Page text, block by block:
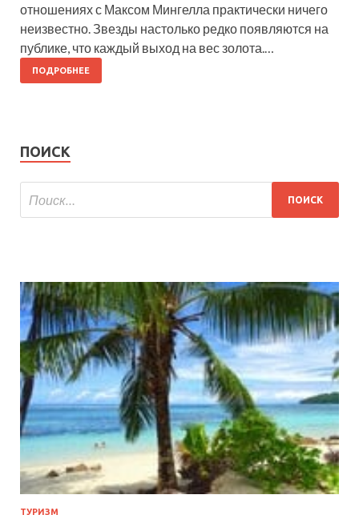
отношениях с Максом Мингелла практически ничего
неизвестно. Звезды настолько редко появляются на
публике, что каждый выход на вес золота.…
ПОДРОБНЕЕ
ПОИСК
ТУРИЗМ